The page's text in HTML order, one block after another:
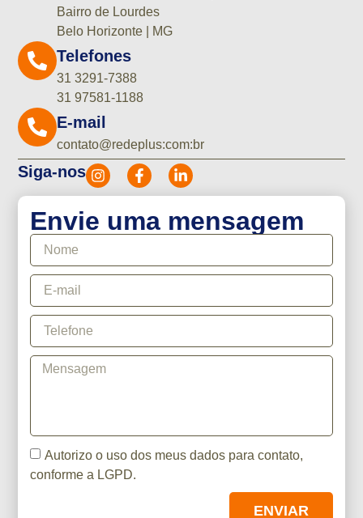
Bairro de Lourdes
Belo Horizonte | MG
Telefones
31 3291-7388
31 97581-1188
E-mail
contato@redeplus:com:br
Siga-nos
Envie uma mensagem
Autorizo o uso dos meus dados para contato,
conforme a LGPD.
ENVIAR